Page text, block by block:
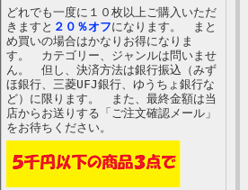
どれでも一度に１０枚以上ご購入いただ
きますと ２０％オフになります。 まと
め買いの場合はかなりお得になりま
す。 カテゴリー、ジャンルは問いませ
ん。 但し、決済方法は銀行振込（みず
ほ銀行、三菱UFJ銀行、ゆうちょ銀行な
ど）に限ります。 また、最終金額は当
店からお送りする「ご注文確認メール」
をお待ちください。